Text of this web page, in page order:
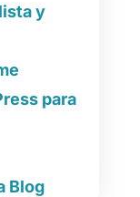
y
para
Blog